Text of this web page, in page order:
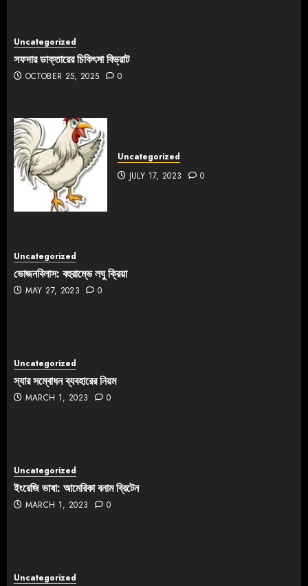
Uncategorized
সফদার ডাক্তারের চিকিৎসা বিভ্রাট
OCTOBER 25, 2025 0
Uncategorized
JULY 17, 2023
0
Uncategorized
ভোজনবিলাস: বহুরাম্ভে লঘু ক্রিয়া
MAY 27, 2023 0
Uncategorized
স্যার সম্বোধন ব্যবহারের নিয়ম
MARCH 1, 2023 0
Uncategorized
ইংরেজি ভাষা: আমেরিকা বনাম ব্রিটেন
MARCH 1, 2023 0
Uncategorized